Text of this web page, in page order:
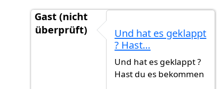
Gast (nicht
überprüft)
EinbürgerungvonMona
Und hat es geklappt
? Hast…
Und hat es geklappt ?
Hast du es bekommen